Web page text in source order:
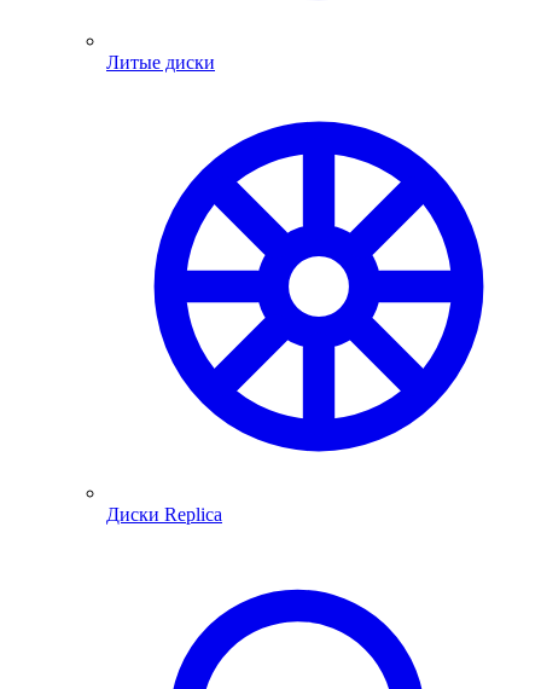
Литые диски
Диски Replica